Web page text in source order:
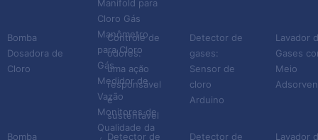
Manifold para
Cloro Gás
Manômetro
para Cloro
Gás
Medidor de
Vazão
Monitores de
Qualidade da
Bomba
Dosadora de
Cloro
Bomba
Controle de
odores:
uma ação
responsável
e
sustentável
Detector de
Detector de
gases:
Sensor de
cloro
Arduino
Detector de
Lavador
Gases
Meio
Lavador